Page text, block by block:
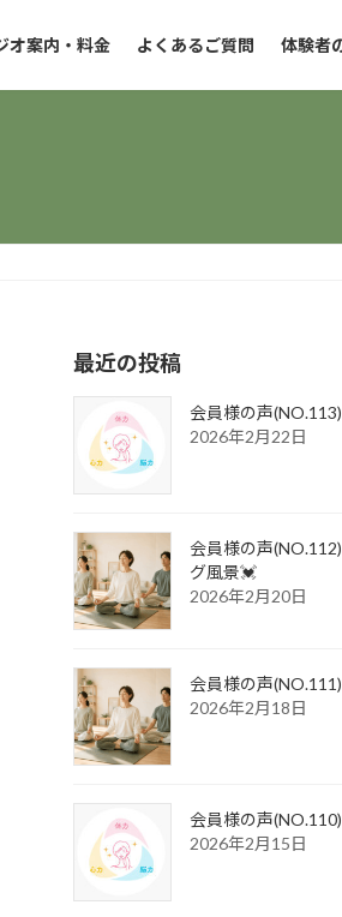
オ案内・料金 よくあるご質問 体験者
最近の投稿
会員様の声
2026年2月22日
会員様の声
グ風景💓
2026年2月20日
会員様の声
2026年2月18日
会員様の声
2026年2月15日